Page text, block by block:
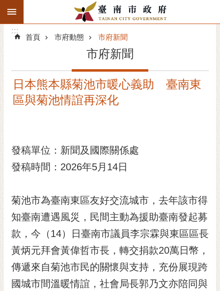
跳到主要內容區塊
搜
階
精彩府城
主題服務
市民互動
黃
偉
哲
螢
光
:::
:::
首頁 市府動態 市府新聞
市府新聞
日本熊本縣菊池市暖心義助 臺南東
區與菊池情誼再深化
發稿單位：新聞及國際關係處
發稿時間：2026年5月14日
菊池市為臺南東區友好交流城市，去年該市得
知臺南遭遇風災，民間主動為援助臺南發起募
款，今（14）日臺南市議員李宗霖與東區區長
黃炳元拜會黃偉哲市長，轉交捐款20萬日幣，
傳遞來自菊池市民的關懷與支持，充份展現跨
國城市間溫暖情誼，社會局長郭乃文亦陪同與